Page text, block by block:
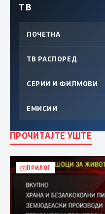
ТВ
ПОЧЕТНА
ТВ РАСПОРЕД
СЕРИИ И ФИЛМОВИ
ЕМИСИИ
ПРОЧИТАЈТЕ УШТЕ
ПРИЛОГ